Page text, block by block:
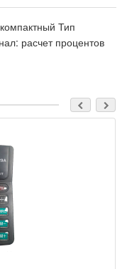
Тип
расчет процентов